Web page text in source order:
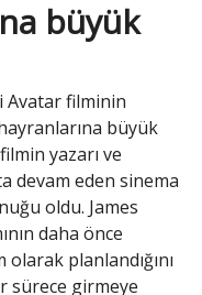
büyük
Avatar filminin
büyük
yazarı ve
devam eden sinema
oldu. James
daha önce
olarak planlandığını
sürece girmeye